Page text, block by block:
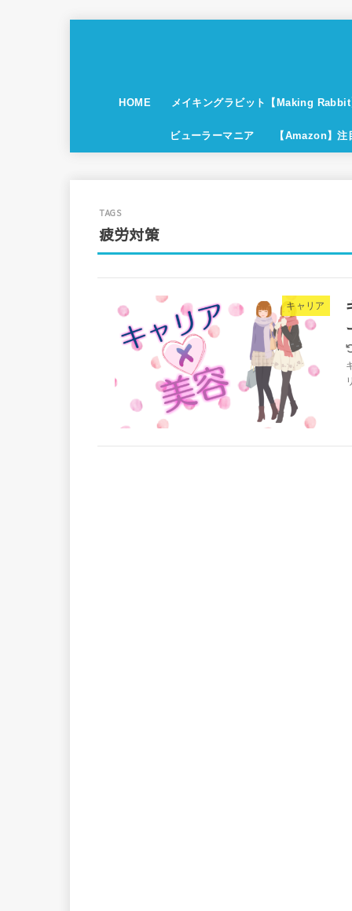
HOME メイキングラビット【Making
ビューラーマニア 【Amazon】
疲労対策
キャリア